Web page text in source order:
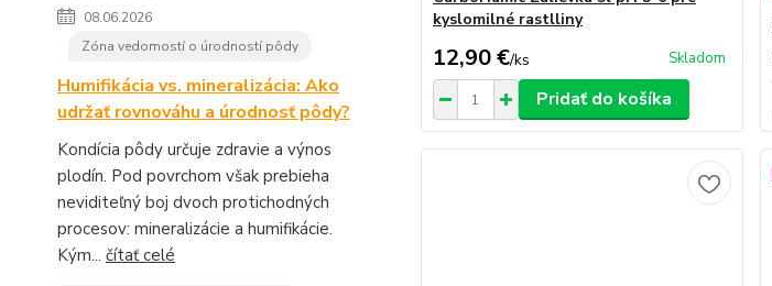
08.06.2026
Zóna vedomostí o úrodností pôdy
Humifikácia vs. mineralizácia: Ako
udržať rovnováhu a úrodnosť pôdy?
Kondícia pôdy určuje zdravie a výnos
plodín. Pod povrchom však prebieha
neviditeľný boj dvoch protichodných
procesov: mineralizácie a humifikácie.
Kým... čítať celé
kyslomilné rastlliny
12,90 €/ks Skladom
Pridať do košíka